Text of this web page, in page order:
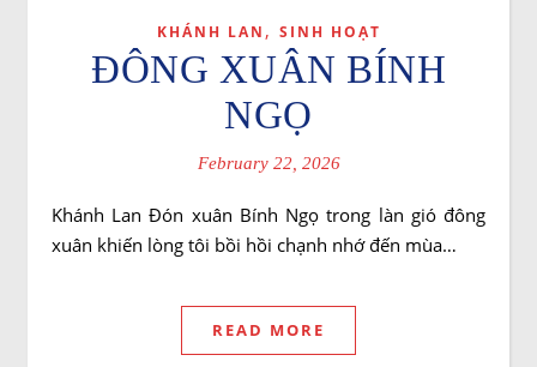
KHÁNH LAN , SINH HOẠT
ĐÔNG XUÂN BÍNH
NGỌ
February 22, 2026
Khánh Lan Đón xuân Bính Ngọ trong làn gió đông
xuân khiến lòng tôi bồi hồi chạnh nhớ đến mùa…
READ MORE